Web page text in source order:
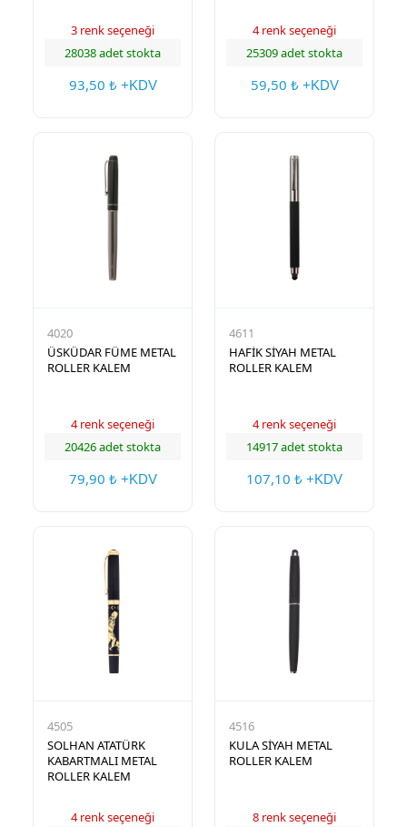
3 renk seçeneği
28038 adet stokta
93,50 ₺ +KDV
4 renk seçeneği
25309 adet stokta
59,50 ₺ +KDV
4020
ÜSKÜDAR FÜME METAL
ROLLER KALEM
4 renk seçeneği
20426 adet stokta
79,90 ₺ +KDV
4611
HAFİK SİYAH METAL
ROLLER KALEM
4 renk seçeneği
14917 adet stokta
107,10 ₺ +KDV
4505
SOLHAN ATATÜRK
KABARTMALI METAL
ROLLER KALEM
4 renk seçeneği
4516
KULA SİYAH METAL
ROLLER KALEM
8 renk seçeneği